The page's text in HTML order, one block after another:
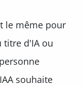
le même pour
titre d'IA ou
souhaite